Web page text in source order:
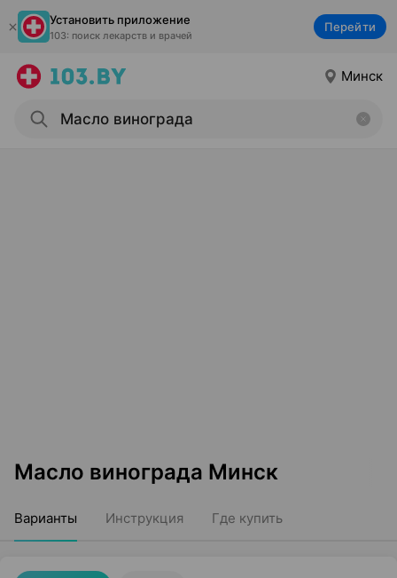
Установить приложение
103: поиск лекарств и врачей
Перейти
Минск
Масло винограда Минск
Варианты Инструкция Где купить